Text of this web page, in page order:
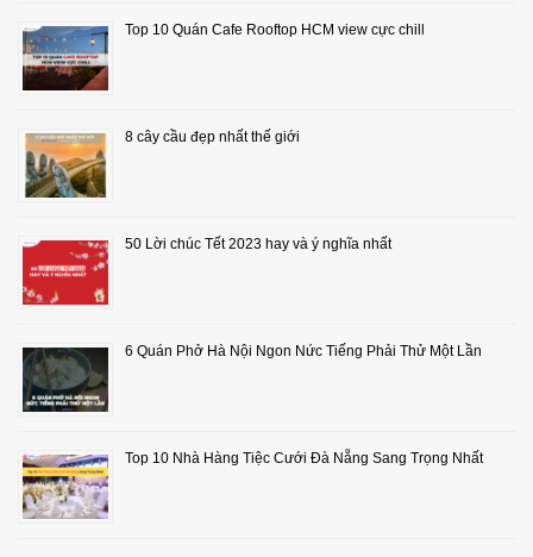
Top 10 Quán Cafe Rooftop HCM view cực chill
8 cây cầu đẹp nhất thế giới
50 Lời chúc Tết 2023 hay và ý nghĩa nhất
6 Quán Phở Hà Nội Ngon Nức Tiếng Phải Thử Một Lần
Top 10 Nhà Hàng Tiệc Cưới Đà Nẵng Sang Trọng Nhất